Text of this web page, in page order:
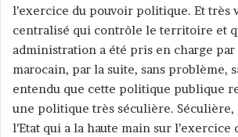
l’exercice du pouvoir politique. Et très
centralisé qui contrôle le territoire et
administration a été pris en charge
marocain, par la suite, sans problème,
entendu que cette politique publique
une politique très séculière. Séculière,
l’Etat qui a la haute main sur l’exercice